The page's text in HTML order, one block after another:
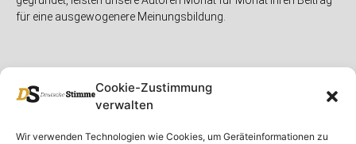
Cookie-Zustimmung
verwalten
Wir verwenden Technologien wie Cookies, um Geräteinformationen zu
für eine ausgewogenere Meinungsbildung.
Unser MagazinRubriken Rechtliches